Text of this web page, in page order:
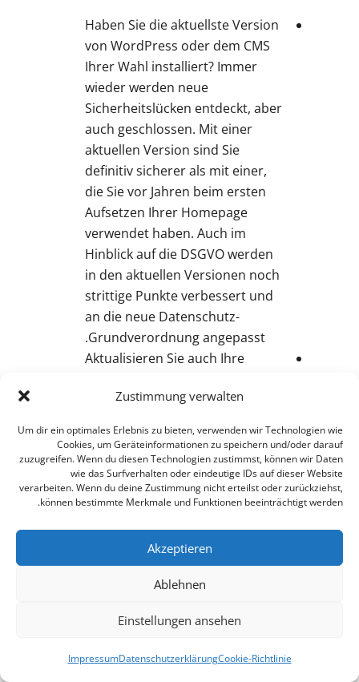
Zustimmung verwalten
Um dir ein optimales Erlebnis zu bieten, verwenden wir Technologien wie
Cookies, um Geräteinformationen zu speichern und/oder darauf
zuzugreifen. Wenn du diesen Technologien zustimmst, können wir Daten
wie das Surfverhalten oder eindeutige IDs auf dieser Website
verarbeiten. Wenn du deine Zustimmung nicht erteilst oder zurückziehst,
können bestimmte Merkmale und Funktionen beeinträchtigt werden.
Akzeptieren
Ablehnen
Einstellungen ansehen
Cookie-Richtlinie
Datenschutzerklärung
Impressum
Haben Sie die aktuellste Version
von WordPress oder dem CMS
Ihrer Wahl installiert? Immer
wieder werden neue
Sicherheitslücken entdeckt, aber
auch geschlossen. Mit einer
aktuellen Version sind Sie
definitiv sicherer als mit einer,
die Sie vor Jahren beim ersten
Aufsetzen Ihrer Homepage
verwendet haben. Auch im
Hinblick auf die DSGVO werden
in den aktuellen Versionen noch
strittige Punkte verbessert und
an die neue Datenschutz-
Grundverordnung angepasst.
Aktualisieren Sie auch Ihre
Gelegenheit können Sie auch
Plugins deinstallieren und somit
potentielle Gefahrenquellen
eliminieren.
Überprüfen Sie Ihr
Mitarbeiter, die nicht mehr im
Unternehmen sind, oder externe
Dienstleister, mit denen Sie
noch Zugriff auf Ihr CMS, das